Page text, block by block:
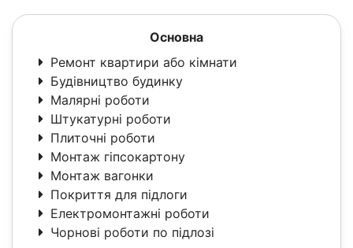
Основна
Ремонт квартири або кімнати
Будівництво будинку
Малярні роботи
Штукатурні роботи
Плиточні роботи
Монтаж гіпсокартону
Монтаж вагонки
Покриття для підлоги
Електромонтажні роботи
Чорнові роботи по підлозі